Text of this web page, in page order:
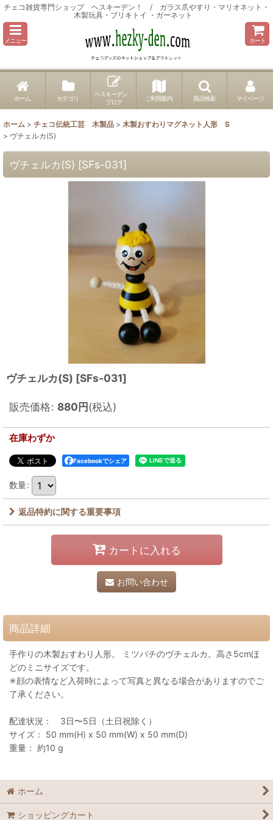
チェコ雑貨専門ショップ ヘスキーデン！ / ガラス爪やすり・マリオネット・
木製玩具・ブリキトイ ・ガーネット
メニュー カート
ホーム カテゴリ
ヘスキーデン
ブログ
ご利用案内 商品検索 マイページ
ホーム > チェコ伝統工芸 木製品 > 木製おすわりマグネット人形 S
> ヴチェルカ(S)
ヴチェルカ(S) [SFs-031]
ヴチェルカ(S) [SFs-031]
販売価格: 880円(税込)
在庫わずか
Facebookでシェア
数量:
返品特約に関する重要事項
カートに入れる
お問い合わせ
商品詳細
手作りの木製おすわり人形。 ミツバチのヴチェルカ。高さ5cmほ
どのミニサイズです。
✳︎顔の表情など入荷時によって写真と異なる場合がありますのでご
了承ください。
配達状況： 3日〜5日（土日祝除く）
サイズ： 50 mm(H) x 50 mm(W) x 50 mm(D)
重量： 約10 g
ホーム
ショッピングカート